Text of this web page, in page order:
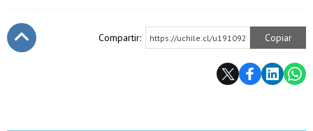
Compartir: https://uchile.cl/u191092 Copiar